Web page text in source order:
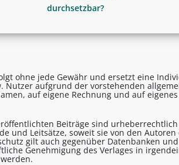
durchsetzbar?
ohne jede Gewähr und ersetzt eine
Nutzer aufgrund der vorstehenden
auf eigene Rechnung und auf eigenes
Beiträge sind
und Leitsätze, soweit sie von den
gilt auch gegenüber Datenbanken
Genehmigung des Verlages in